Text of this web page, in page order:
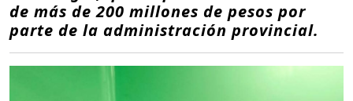
de más de 200 millones de pesos por
parte de la administración provincial.